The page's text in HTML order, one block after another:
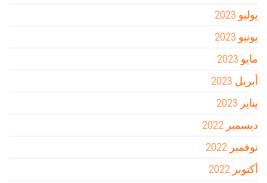
يوليو 2023
يونيو 2023
مايو 2023
أبريل 2023
يناير 2023
ديسمبر 2022
نوفمبر 2022
أكتوبر 2022